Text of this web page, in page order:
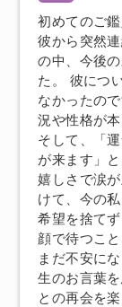
初めてのご
彼から突然
の中、今後
た。 彼につ
なかったの
況や性格が
そして、「
が来ます」
嬉しさで涙
けて、今の
希望を捨て
顔で待つこ
まだ不安に
生のお言葉
との再会を